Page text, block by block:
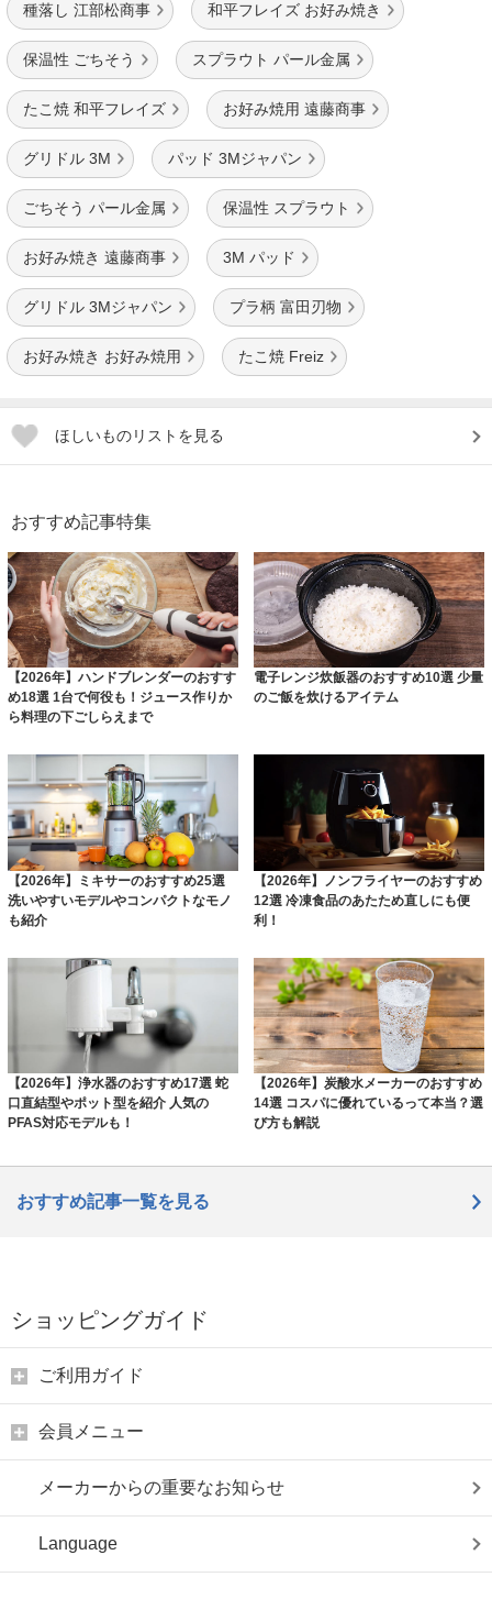
種落し 江部松商事 和平フレイズ お好み焼き
保温性 ごちそう スプラウト パール金属
たこ焼 和平フレイズ お好み焼用 遠藤商事
グリドル 3M パッド 3Mジャパン
ごちそう パール金属 保温性 スプラウト
お好み焼き 遠藤商事 3M パッド
グリドル 3Mジャパン プラ柄 富田刃物
お好み焼き お好み焼用 たこ焼 Freiz
ほしいものリストを見る
おすすめ記事特集
【2026年】ハンドブレンダーのおすす
め18選 1台で何役も！ジュース作りか
ら料理の下ごしらえまで
電子レンジ炊飯器のおすすめ10選 少量
のご飯を炊けるアイテム
【2026年】ミキサーのおすすめ25選
洗いやすいモデルやコンパクトなモノ
も紹介
【2026年】ノンフライヤーのおすすめ
12選 冷凍食品のあたため直しにも便
利！
【2026年】浄水器のおすすめ17選 蛇
口直結型やポット型を紹介 人気の
PFAS対応モデルも！
【2026年】炭酸水メーカーのおすすめ
14選 コスパに優れているって本当？選
び方も解説
おすすめ記事一覧を見る
ショッピングガイド
ご利用ガイド
会員メニュー
メーカーからの重要なお知らせ
Language